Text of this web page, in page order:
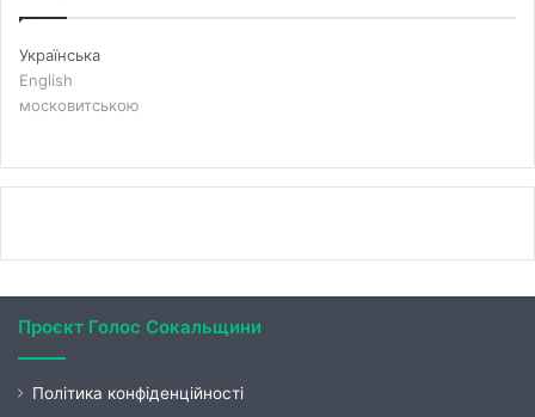
Українська
English
московитською
Проєкт Голос Сокальщини
Політика конфіденційності